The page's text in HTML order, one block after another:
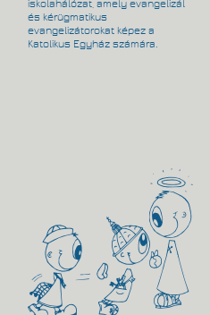
iskolahálózat, amely evangelizál
és kérügmatikus
evangelizátorokat képez a
Katolikus Egyház számára.